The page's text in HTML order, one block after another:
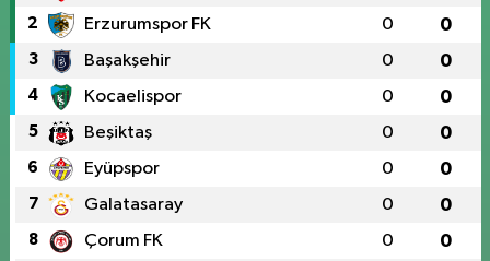
2 Erzurumspor FK 0 0
3 Başakşehir 0 0
4 Kocaelispor 0 0
5 Beşiktaş 0 0
6 Eyüpspor 0 0
7 Galatasaray 0 0
8 Çorum FK 0 0